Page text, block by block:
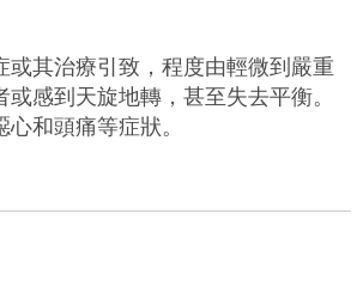
源
或其治療引致，程度由輕微到嚴重
感到天旋地轉，甚至失去平衡。
和頭痛等症狀。